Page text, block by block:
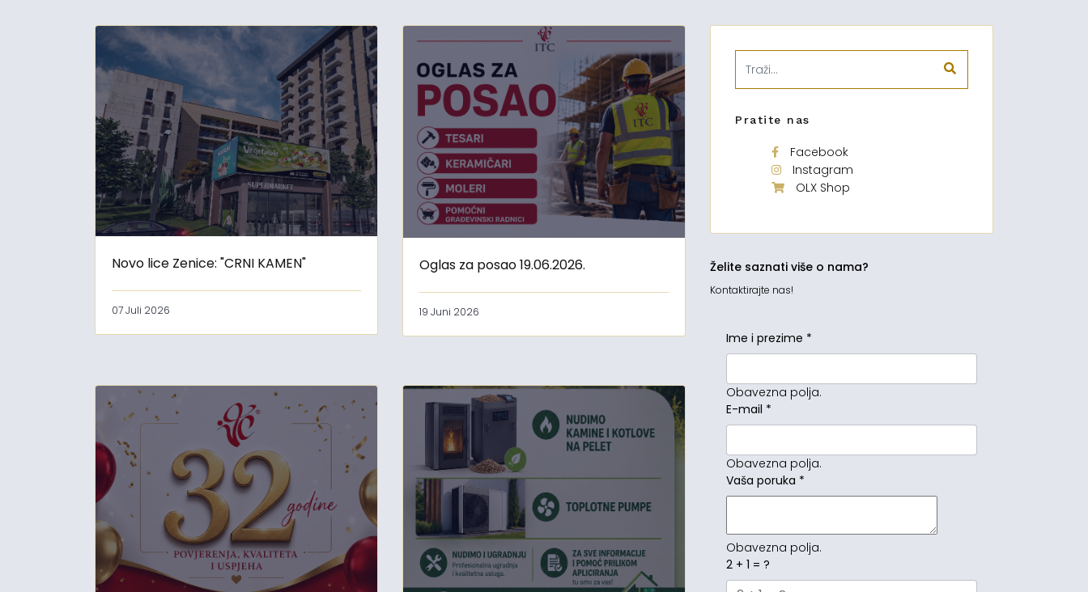
Novo lice Zenice: "CRNI KAMEN"
07 Juli 2026
Oglas za posao 19.06.2026.
19 Juni 2026
Pratite nas
Facebook
Instagram
OLX Shop
Želite saznati više o nama?
Kontaktirajte nas!
Ime i prezime *
Obavezna polja.
E-mail *
Obavezna polja.
Vaša poruka *
Obavezna polja.
2 + 1 = ?